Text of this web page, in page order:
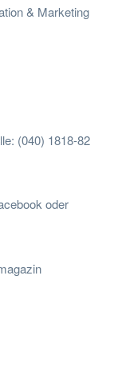
& Marketing
(040) 1818-82
oder